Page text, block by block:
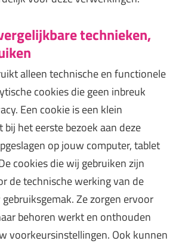
technieken,
alleen technische en functionele
cookies die geen inbreuk
Een cookie is een klein
het eerste bezoek aan deze
op jouw computer, tablet
cookies die wij gebruiken zijn
de technische werking van de
Ze zorgen ervoor
behoren werkt en onthouden
voorkeursinstellingen. Ook kunnen